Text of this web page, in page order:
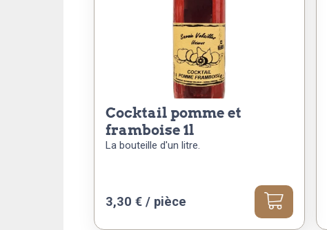
cocktail pomme et
framboise 1l
La bouteille d'un litre.
3,30 € / pièce